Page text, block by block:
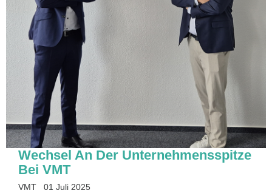
Wechsel An Der Unternehmensspitze
Bei VMT
VMT 01 Juli 2025